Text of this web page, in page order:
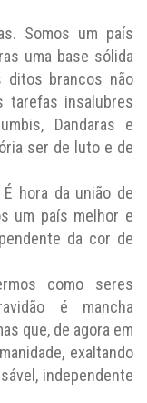
Somos um país
uma base sólida
ditos brancos não
tarefas insalubres
Dandaras e
ser de luto e de
hora da união de
um país melhor e
da cor de
como seres
é mancha
que, de agora em
exaltando
independente